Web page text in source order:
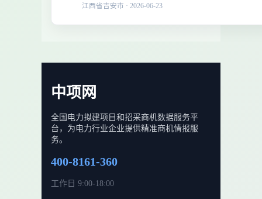
江西省吉安市 · 2026-06-23
中项网
全国电力拟建项目和招采商机数据服务平
台，为电力行业企业提供精准商机情报服
务。
400-8161-360
工作日 9:00-18:00